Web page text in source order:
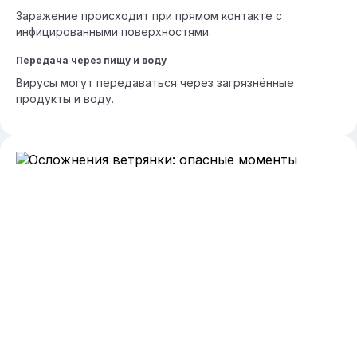
Заражение происходит при прямом контакте с
инфицированными поверхностями.
Передача через пищу и воду
Вирусы могут передаваться через загрязнённые
продукты и воду.